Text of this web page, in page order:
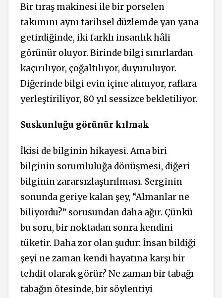
Bir tıraş makinesi ile bir porselen
takımını aynı tarihsel düzlemde yan yana
getirdiğinde, iki farklı insanlık hâli
görünür oluyor. Birinde bilgi sınırlardan
kaçırılıyor, çoğaltılıyor, duyuruluyor.
Diğerinde bilgi evin içine alınıyor, raflara
yerleştiriliyor, 80 yıl sessizce bekletiliyor.
Suskunluğu görünür kılmak
İkisi de bilginin hikayesi. Ama biri
bilginin sorumluluğa dönüşmesi, diğeri
bilginin zararsızlaştırılması. Serginin
sonunda geriye kalan şey, “Almanlar ne
biliyordu?” sorusundan daha ağır. Çünkü
bu soru, bir noktadan sonra kendini
tüketir. Daha zor olan şudur: İnsan bildiği
şeyi ne zaman kendi hayatına karşı bir
tehdit olarak görür? Ne zaman bir tabağı
tabağın ötesinde, bir söylentiyi